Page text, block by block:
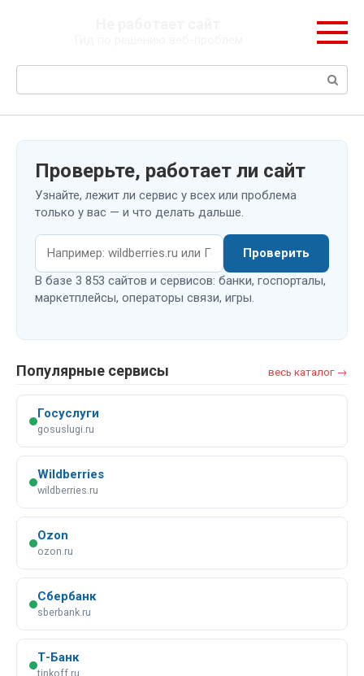
Поиск:
Проверьте, работает ли сайт
Узнайте, лежит ли сервис у всех или проблема
только у вас — и что делать дальше.
Проверить
В базе 3 853 сайтов и сервисов: банки, госпорталы,
маркетплейсы, операторы связи, игры.
Популярные сервисы весь каталог →
Госуслуги
gosuslugi.ru
Wildberries
wildberries.ru
Ozon
ozon.ru
Сбербанк
sberbank.ru
Т-Банк
tinkoff.ru